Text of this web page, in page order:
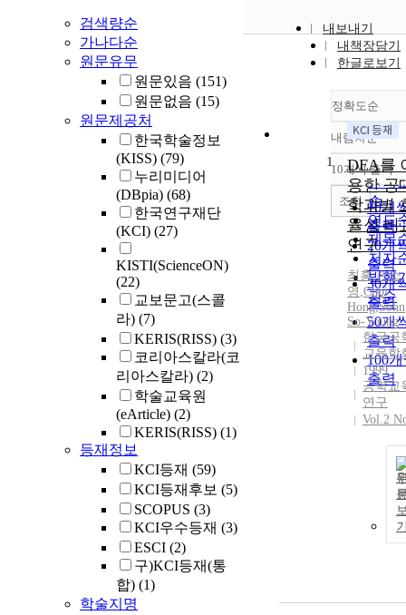
검색량순
가나다순
원문유무
원문있음 (151)
원문없음 (15)
원문제공처
한국학술정보
(KISS) (79)
누리미디어
(DBpia) (68)
한국연구재단
(KCI) (27)
KISTI(ScienceON)
(22)
교보문고(스콜
라) (7)
KERIS(RISS) (3)
코리아스칼라(코
리아스칼라) (2)
학술교육원
(eArticle) (2)
KERIS(RISS) (1)
등재정보
KCI등재 (59)
KCI등재후보 (5)
SCOPUS (3)
KCI우수등재 (3)
ESCI (2)
구)KCI등재(통
합) (1)
학술지명
내보내기
내책장담기
한글로보기
정확도순
정확
순
인기
순
연도
제목
저자
발행
관순
내림차순
내림
10개씩 출력
10개
출력
20개
출력
30개
출력
50개
출력
100
출력
조회
1
DEA를
용한 공
학과별
율성 비
연구
최홍,손소
영 ,Choi
Hong,Sohn
So-Young
한국공
교육학
1999
공학교
연구
Vol.2